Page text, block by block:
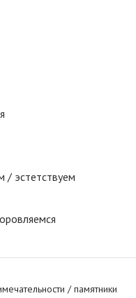
/ эстетствуем
/ памятники